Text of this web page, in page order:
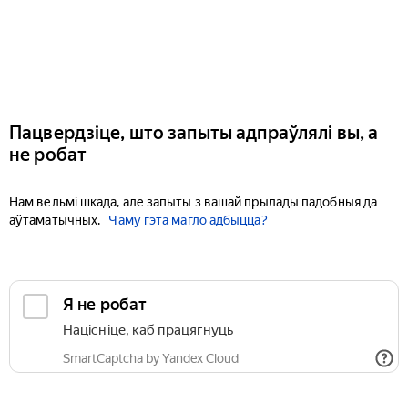
Пацвердзіце, што запыты адпраўлялі вы, а
не робат
Нам вельмі шкада, але запыты з вашай прылады падобныя да
аўтаматычных.
Чаму гэта магло адбыцца?
Я не робат
Націсніце, каб працягнуць
SmartCaptcha by Yandex Cloud